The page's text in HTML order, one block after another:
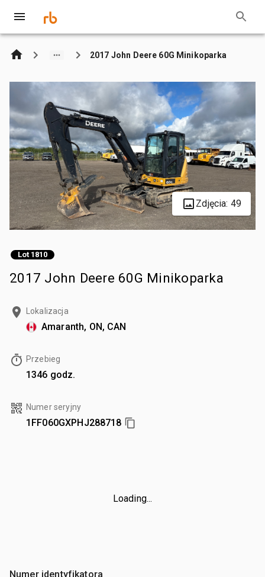
2017 John Deere 60G Minikoparka
Zdjęcia: 49
Lot 1810
2017 John Deere 60G Minikoparka
Lokalizacja
Amaranth, ON, CAN
Przebieg
1346 godz.
Numer seryjny
1FF060GXPHJ288718
Loading...
Numer identyfikatora